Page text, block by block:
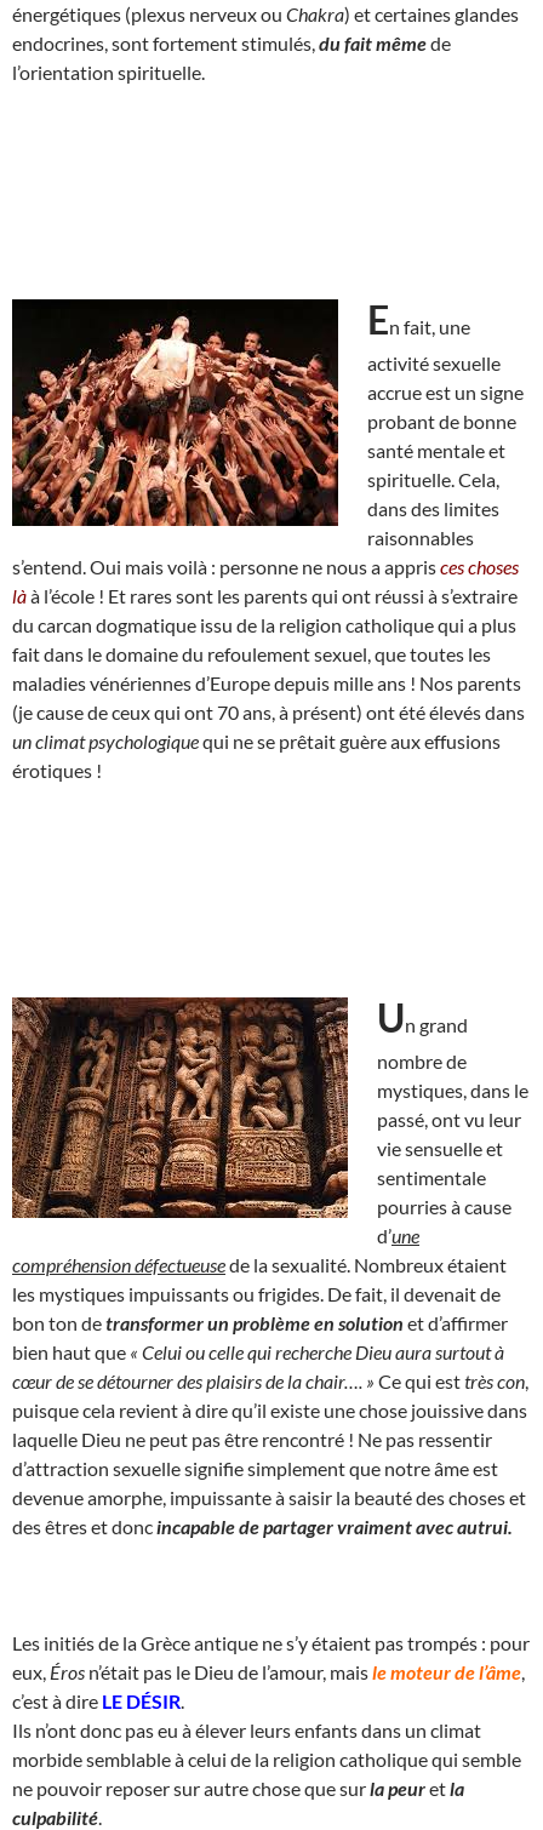
énergétiques (plexus nerveux ou Chakra) et certaines glandes
endocrines, sont fortement stimulés, du fait mêmede
l’orientation spirituelle.
En fait, une
activité sexuelle
accrue est un signe
probant de bonne
santé mentale et
spirituelle. Cela,
dans des limites
raisonnables
s’entend. Oui mais voilà : personne ne nous a apprisces choses
làà l’école ! Et rares sont les parents qui ont réussi à s’extraire
du carcan dogmatique issu de la religion catholique qui a plus
fait dans le domaine du refoulement sexuel, que toutes les
maladies vénériennes d’Europe depuis mille ans ! Nos parents
(je cause de ceux qui ont 70 ans, à présent) ont été élevés dans
un climat psychologiquequi ne se prêtait guère aux effusions
érotiques !
Un grand
nombre de
mystiques, dans le
passé, ont vu leur
vie sensuelle et
sentimentale
pourries à cause
d’une
compréhension défectueusede la sexualité. Nombreux étaient
les mystiques impuissants ou frigides. De fait, il devenait de
bon ton detransformer un problème en solution et d’affirmer
bien haut que « Celui ou celle qui recherche Dieu aura surtout à
cœur de se détourner des plaisirs de la chair…. » Ce qui esttrès con
puisque cela revient à dire qu’il existe une chose jouissive dans
laquelle Dieu ne peut pas être rencontré ! Ne pas ressentir
d’attraction sexuelle signifie simplement que notre âme est
devenue amorphe, impuissante à saisir la beauté des choses et
des êtres et donc incapable de partager vraiment avec autrui.
Les initiés de la Grèce antique ne s’y étaient pas trompés : pour
eux, Éros n’était pas le Dieu de l’amour, maisle moteur de l’âme
c’est à dire LE DÉSIR
Ils n’ont donc pas eu à élever leurs enfants dans un climat
morbide semblable à celui de la religion catholique qui semble
ne pouvoir reposer sur autre chose que surla peuretla
culpabilité